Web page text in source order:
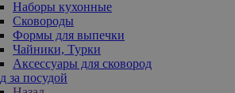
Наборы кухонные
Сковороды
Формы для выпечки
Чайники, Турки
Аксессуары для сковород
за посудой